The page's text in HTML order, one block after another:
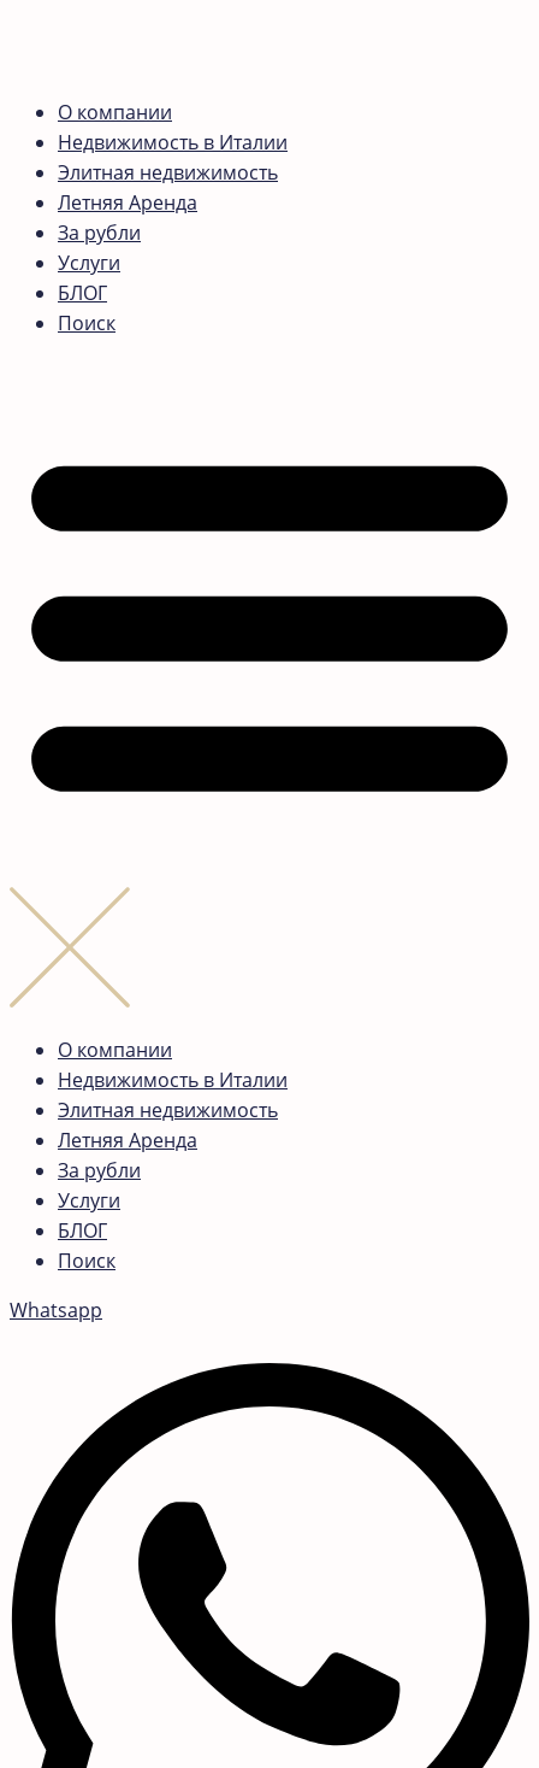
О компании
Недвижимость в Италии
Элитная недвижимость
Летняя Аренда
За рубли
Услуги
БЛОГ
Поиск
О компании
Недвижимость в Италии
Элитная недвижимость
Летняя Аренда
За рубли
Услуги
БЛОГ
Поиск
Whatsapp